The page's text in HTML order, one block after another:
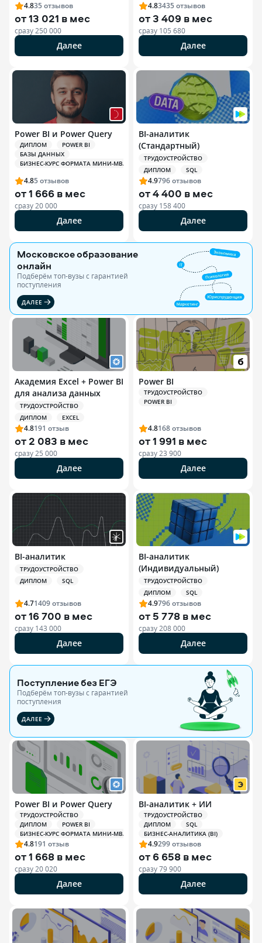
4.835отзывов
от13 021 в мес
сразу 250 000
Далее
4.83435отзывов
от3 409 в мес
сразу 105 680
Далее
Power BI и Power Query
ДИПЛОМ
POWER BI
БАЗЫ ДАННЫХ
БИЗНЕС-КУРС ФОРМАТА МИНИ-MBA
4.85отзывов
от1 666 в мес
сразу 20 000
Далее
BI-аналитик
(Стандартный)
ТРУДОУСТРОЙСТВО
ДИПЛОМ
SQL
4.9796отзывов
от4 400 в мес
сразу 158 400
Далее
Московское образование
онлайн
Подберём топ-вузы c гарантией
поступления
ДАЛЕЕ
Академия Excel + Power BI
для анализа данных
ТРУДОУСТРОЙСТВО
ДИПЛОМ
EXCEL
4.8191 отзыв
от2 083 в мес
сразу 25 000
Далее
Power BI
ТРУДОУСТРОЙСТВО
POWER BI
4.8168отзывов
от1 991 в мес
сразу 23 900
Далее
BI-аналитик
ТРУДОУСТРОЙСТВО
ДИПЛОМ
SQL
4.71409отзывов
от16 700 в мес
сразу 143 000
Далее
BI-аналитик
(Индивидуальный)
ТРУДОУСТРОЙСТВО
ДИПЛОМ
SQL
4.9796отзывов
от 5 778 в мес
сразу 208 000
Далее
Поступление без ЕГЭ
Подберём топ-вузы c гарантией
поступления
ДАЛЕЕ
Power BI и Power Query
ТРУДОУСТРОЙСТВО
ДИПЛОМ
POWER BI
БИЗНЕС-КУРС ФОРМАТА МИНИ-MBA
4.8191 отзыв
от1 668 в мес
сразу 20 020
Далее
BI-аналитик + ИИ
ТРУДОУСТРОЙСТВО
ДИПЛОМ
SQL
БИЗНЕС-АНАЛИТИКА (BI)
4.9299отзывов
от 6 658 в мес
сразу79 900
Далее